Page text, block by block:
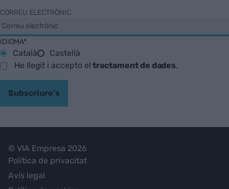
CORREU ELECTRÒNIC
IDIOMA*
Català
Castellà
He llegit i accepto eltractament de dades.
Subscriure's
© VIA Empresa 2026
Política de privacitat
Avís legal